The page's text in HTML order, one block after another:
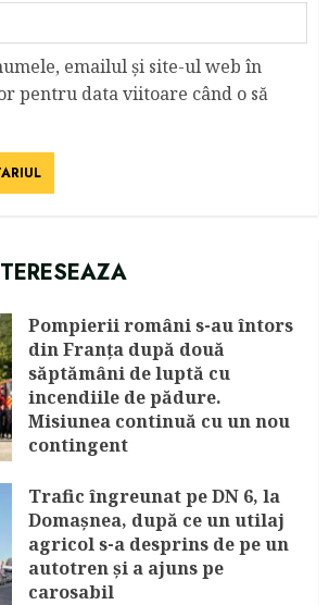
emailul și site-ul web în
pentru data viitoare când o să
Pompierii români s-au întors
din Franța după două
săptămâni de luptă cu
incendiile de pădure.
Misiunea continuă cu un nou
contingent
Trafic îngreunat pe DN 6, la
Domașnea, după ce un utilaj
agricol s-a desprins de pe un
autotren și a ajuns pe
carosabil